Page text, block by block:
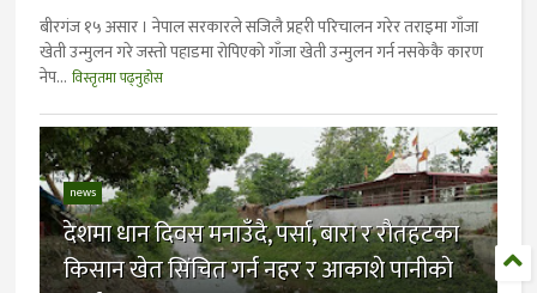
बीरगंज १५ असार । नेपाल सरकारले सजिलै प्रहरी परिचालन गरेर तराइमा गाँजा
खेती उन्मुलन गरे जस्ताे पहाडमा राेपिएकाे गाँजा खेती उन्मुलन गर्न नसकेकै कारण
नेप... विस्तृतमा पढ्नुहोस
news
देशमा धान दिवस मनाउँदै, पर्सा, बारा र राैतहटका
किसान खेत सिंचित गर्न नहर र आकाशे पानीकाे